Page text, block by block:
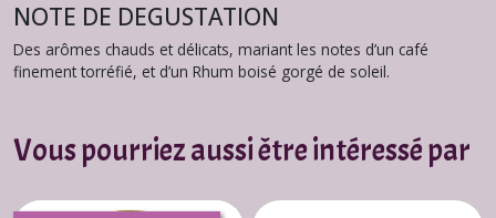
NOTE DE DEGUSTATION
Des arômes chauds et délicats, mariant les notes d’un café
finement torréfié, et d’un Rhum boisé gorgé de soleil.
Vous pourriez aussi être intéressé par